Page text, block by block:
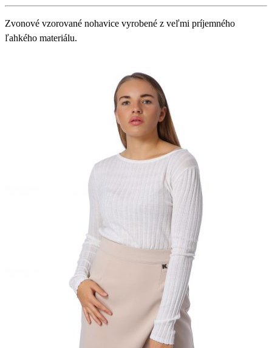
Zvonové vzorované nohavice vyrobené z veľmi príjemného
ľahkého materiálu.